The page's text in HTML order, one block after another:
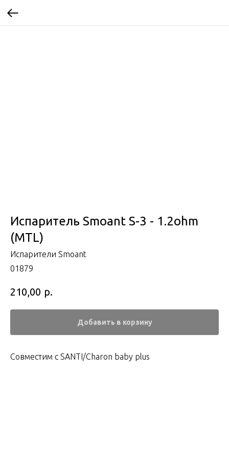
Испаритель Smoant S-3 - 1.2ohm
(MTL)
Испарители Smoant
01879
210,00 р.
Добавить в корзину
Совместим с SANTI/Charon baby plus